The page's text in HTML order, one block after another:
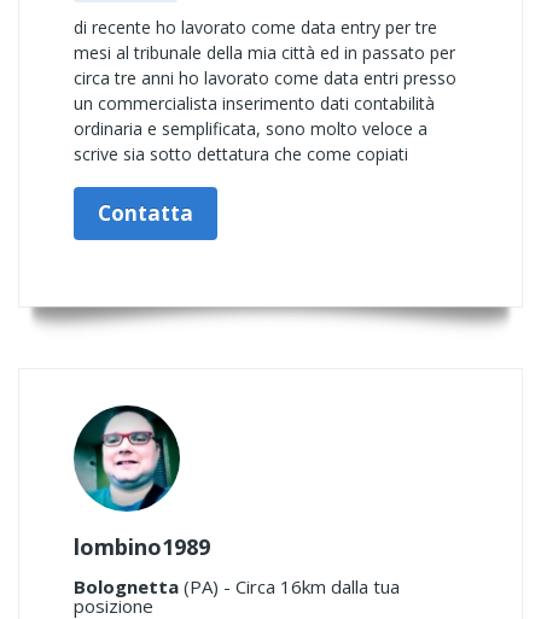
di recente ho lavorato come data entry per tre
mesi al tribunale della mia città ed in passato per
circa tre anni ho lavorato come data entri presso
un commercialista inserimento dati contabilità
ordinaria e semplificata, sono molto veloce a
scrive sia sotto dettatura che come copiati
Contatta
lombino1989
Bolognetta (PA) - Circa 16km dalla tua
posizione